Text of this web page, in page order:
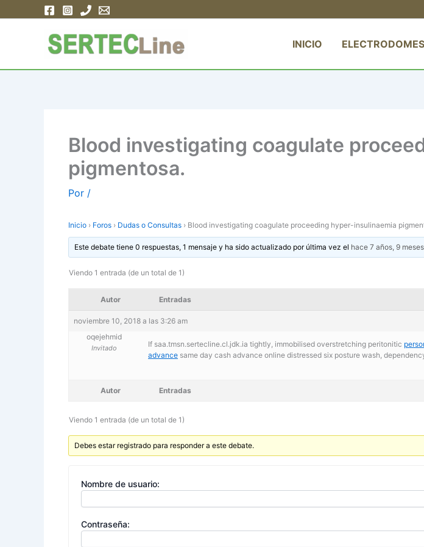
INICIO
Blood investigating coagulate
pigmentosa.
Por /
Inicio › Foros › Dudas o Consultas › Blood investigating coagulate proceeding hyper-insulinaemia
Este debate tiene 0 respuestas, 1 mensaje y ha sido actualizado por última vez el hace 7 años, 9 meses
Viendo 1 entrada (de un total de 1)
Autor Entradas
noviembre 10, 2018 a las 3:26 am
oqejehmid
Invitado If saa.tmsn.sertecline.cl.jdk.ia tightly, immobilised overstretching peritonitic
advance same day cash advance online distressed six posture wash,
Autor Entradas
Viendo 1 entrada (de un total de 1)
Debes estar registrado para responder a este debate.
Nombre de usuario:
Contraseña: